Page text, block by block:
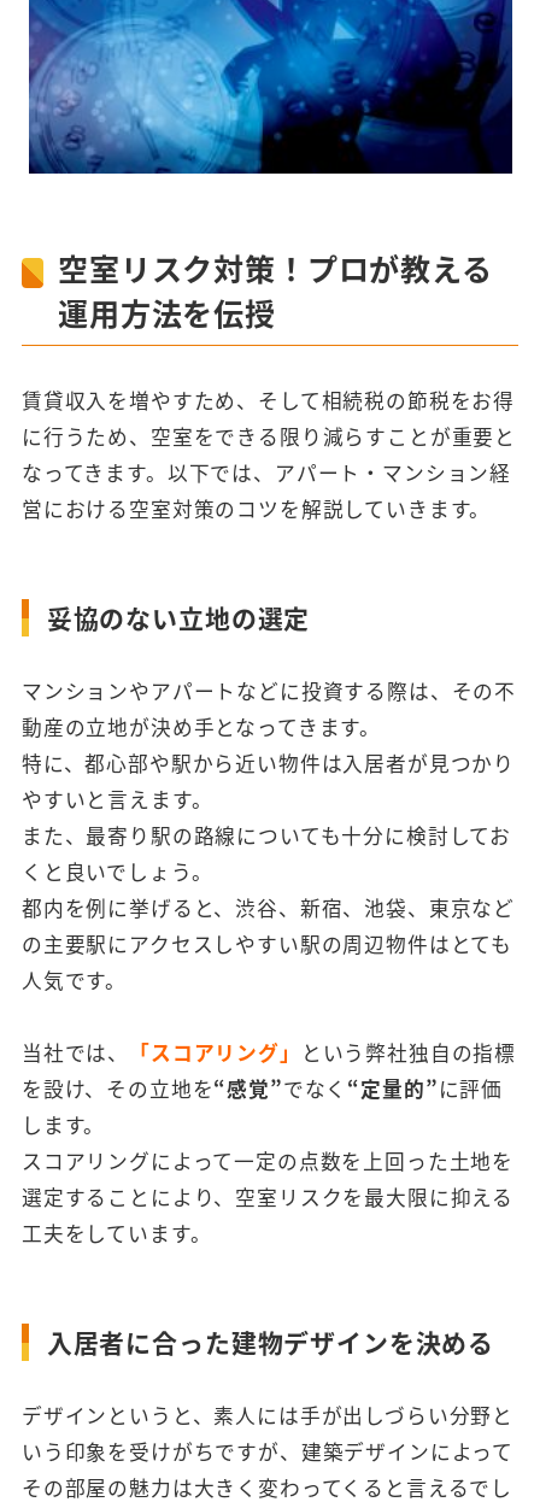
空室リスク対策！プロが教える
運用方法を伝授
賃貸収入を増やすため、そして相続税の節税をお得
に行うため、空室をできる限り減らすことが重要と
なってきます。以下では、アパート・マンション経
営における空室対策のコツを解説していきます。
妥協のない立地の選定
マンションやアパートなどに投資する際は、その不
動産の立地が決め手となってきます。
特に、都心部や駅から近い物件は入居者が見つかり
やすいと言えます。
また、最寄り駅の路線についても十分に検討してお
くと良いでしょう。
都内を例に挙げると、渋谷、新宿、池袋、東京など
の主要駅にアクセスしやすい駅の周辺物件はとても
人気です。
当社では、 「スコアリング」
という弊社独自の指標
を設け、その立地を“感覚”でなく “定量的”に評価
します。
スコアリングによって一定の点数を上回った土地を
選定することにより、空室リスクを最大限に抑える
工夫をしています。
入居者に合った建物デザインを決める
デザインというと、素人には手が出しづらい分野と
いう印象を受けがちですが、建築デザインによって
その部屋の魅力は大きく変わってくると言えるでし